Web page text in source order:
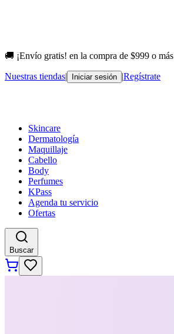
🚚 ¡Envío gratis! en la compra de $999 o más
Nuestras tiendas| Iniciar sesión |Regístrate
Skincare
Dermatología
Maquillaje
Cabello
Body
Perfumes
KPass
Agenda tu servicio
Ofertas
Buscar